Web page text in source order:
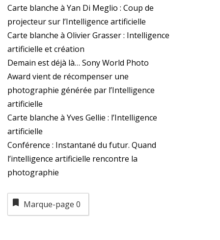
Carte blanche à Yan Di Meglio : Coup de
projecteur sur l’Intelligence artificielle
Carte blanche à Olivier Grasser : Intelligence
artificielle et création
Demain est déjà là… Sony World Photo
Award vient de récompenser une
photographie générée par l’Intelligence
artificielle
Carte blanche à Yves Gellie : l’Intelligence
artificielle
Conférence : Instantané du futur. Quand
l’intelligence artificielle rencontre la
photographie
Marque-page 0